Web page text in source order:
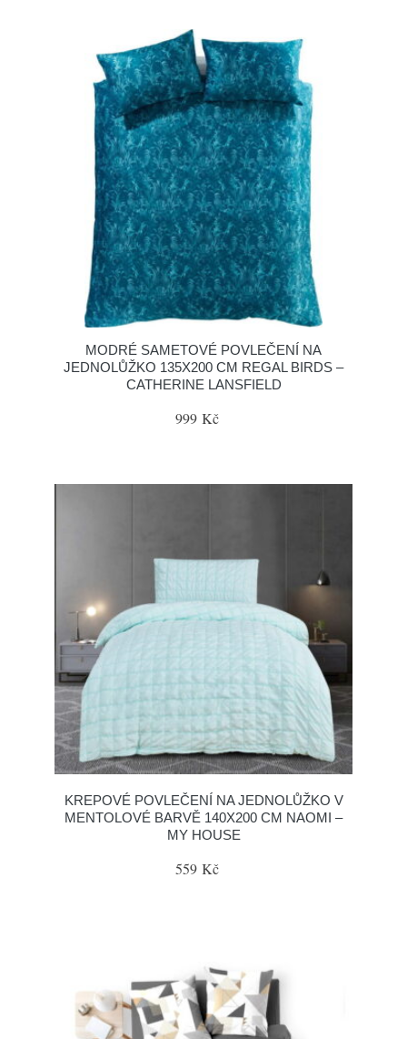
MODRÉ SAMETOVÉ POVLEČENÍ NA
JEDNOLŮŽKO 135X200 CM REGAL BIRDS –
CATHERINE LANSFIELD
999 Kč
KREPOVÉ POVLEČENÍ NA JEDNOLŮŽKO V
MENTOLOVÉ BARVĚ 140X200 CM NAOMI –
MY HOUSE
559 Kč